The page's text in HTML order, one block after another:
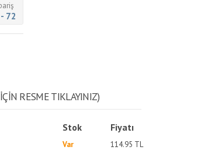
72
RESME TIKLAYINIZ)
Stok Fiyatı
Var 114.95 TL